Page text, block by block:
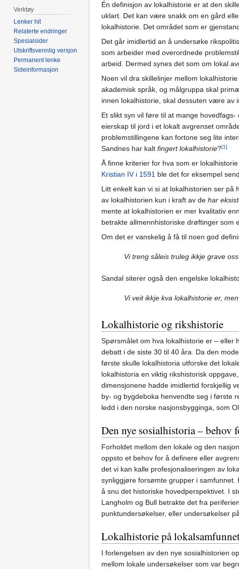
Én definisjon av lokalhistorie er at den
uklart. Det kan være snakk om en gård
lokalhistorie. Det området som er
Det går imidlertid an å undersøke
som arbeider med overordnede
arbeid. Dermed synes det som om lokal
Noen vil dra skillelinjer mellom
akademisk språk, og målgruppa skal
innen lokalhistorie, skal dessuten være av
Et slikt syn vil føre til at mange
eierskap til jord i et lokalt avgrenset
problemstillingene kan fortone seg lite
Sandnes har kalt fingert lokalhistorie?[1]
Å finne kriterier for hva som er
Kristian IV i 1591 ble det for eksempel
Litt enkelt kan vi si at lokalhistorien ser
av lokalhistorien kun i kraft av de har
mente at lokalhistorien er mer kvalitativ
betrakte allmennhistoriske drøftinger som
Om det er vanskelig å få til noen god
Vi treng såleis truleg ikkje grave
Sandal siterer også den engelske
Vi veit ikkje kva lokalhistorie er,
Lokalhistorie og rikshistorie
Spørsmålet om hva lokalhistorie er – eller
debatt i de siste 30 til 40 åra. Da den
første skulle lokalhistoria utforske det
lokalhistoria en viktig rikshistorisk
dimensjonene hadde imidlertid forskjellig
by- og bygdeboka henvendte seg i første
ledd i den norske nasjonsbygginga, som
Den nye sosialhistoria – behov
Forholdet mellom den lokale og den
oppsto et behov for å definere eller
det vi kan kalle profesjonaliseringen av
synliggjøre forsømte grupper i samfunnet.
å snu det historiske hovedperspektivet. I
Langholm og Bull betrakte det fra
punktundersøkelser, eller undersøkelser
Lokalhistorie på
I forlengelsen av den nye sosialhistorien
mellom lokale undersøkelser som var
Verktøy
Lenker hit
Relaterte endringer
Spesialsider
Utskriftsvennlig versjon
Permanent lenke
Sideinformasjon